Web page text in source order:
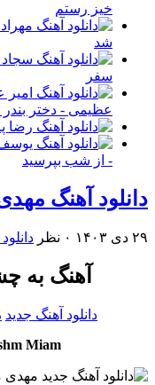
خیز رستم
شد
سفر
عظیمی - دختر بندر
- از شب بپرسید
دانلود آهنگ
۲۹ دی ۱۴۰۳ ۰ نظر
آهنگ به
دانلود آهنگ جدید
Miam